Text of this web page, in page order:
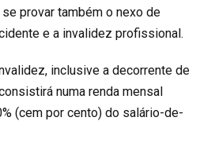
provar também o nexo de
e a invalidez profissional.
inclusive a decorrente de
numa renda mensal
(cem por cento) do salário-de-